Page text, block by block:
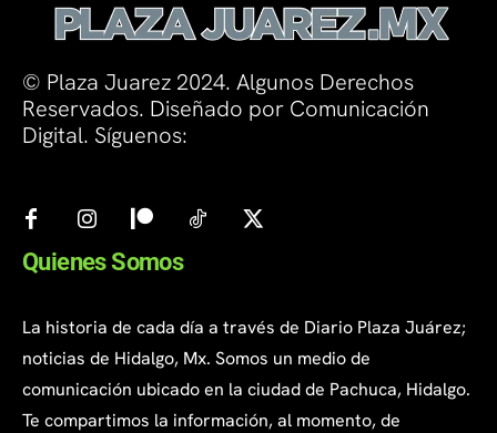
© Plaza Juarez 2024. Algunos Derechos
Reservados. Diseñado por Comunicación
Digital. Síguenos:
Quienes Somos
La historia de cada día a través de Diario Plaza Juárez;
noticias de Hidalgo, Mx. Somos un medio de
comunicación ubicado en la ciudad de Pachuca, Hidalgo.
Te compartimos la información, al momento, de